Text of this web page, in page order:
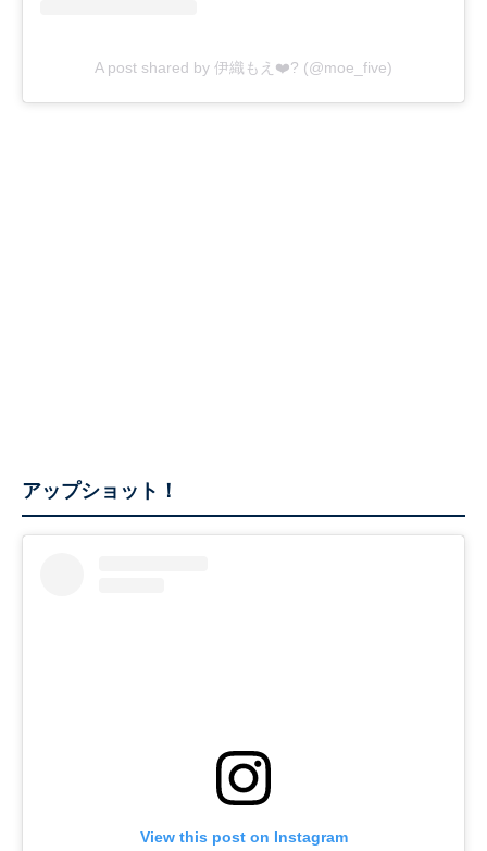
A post shared by 伊織もえ❤️‍? (@moe_five)
アップショット！
View this post on Instagram